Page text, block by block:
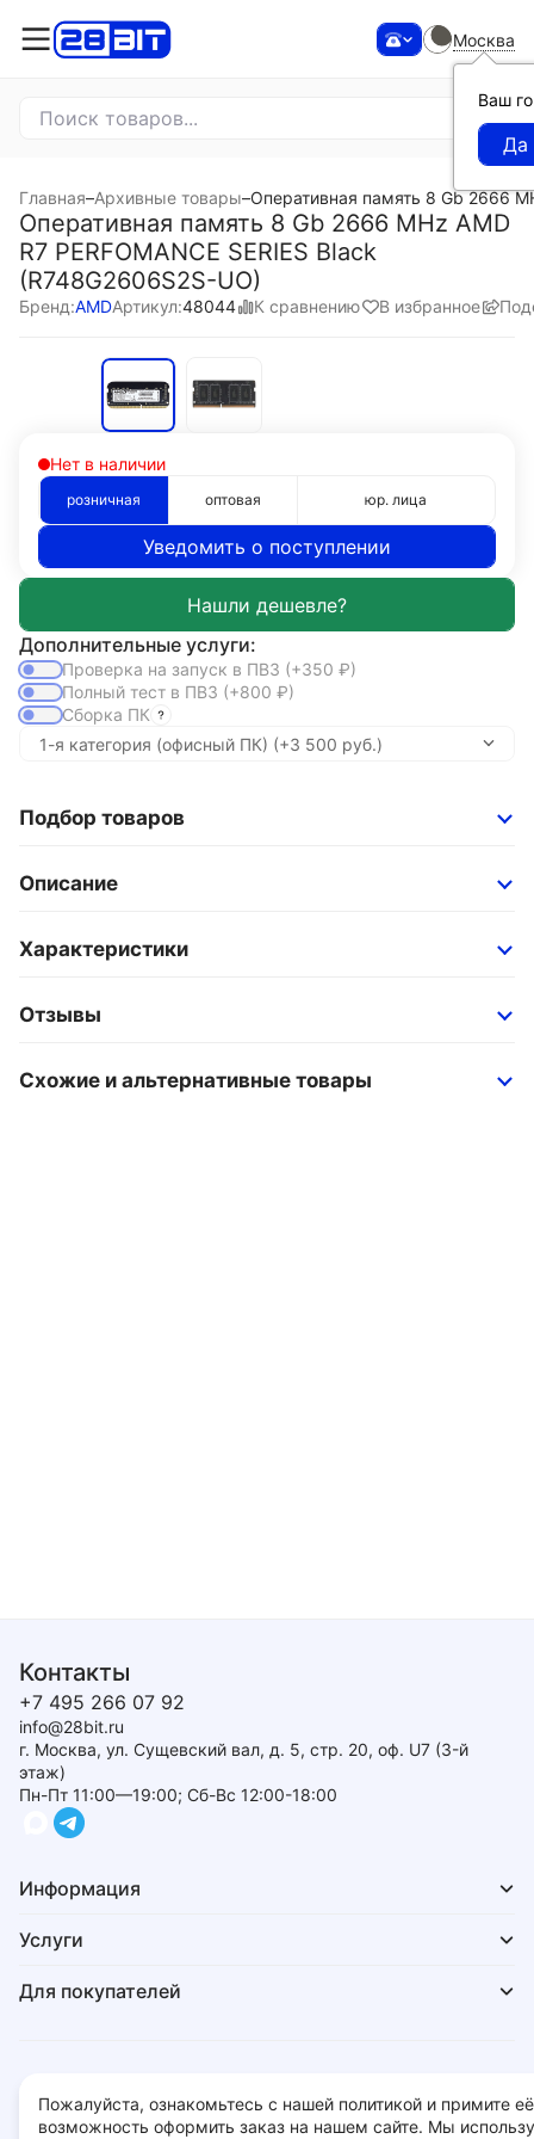
Москва
Ваш
Главная–Архивные товары–Оперативная память 8 Gb 2666
Оперативная память 8 Gb 2666 MHz AMD
R7 PERFOMANCE SERIES Black
(R748G2606S2S-UO)
Бренд:AMDАртикул:48044 К сравнению В избранное
Нет в наличии
розничная оптовая юр. лица
Уведомить о поступлении
Дополнительные услуги:
Проверка на запуск в ПВЗ (+350 ₽)
Полный тест в ПВЗ (+800 ₽)
Сборка ПК
Подбор товаров
Описание
Характеристики
Отзывы
Схожие и альтернативные товары
Контакты
+7 495 266 07 92
info@28bit.ru
г. Москва, ул. Сущевский вал, д. 5, стр. 20, оф. U7 (3-й
этаж)
Пн-Пт 11:00—19:00; Сб-Вс 12:00-18:00
Информация
Услуги
Для покупателей
© 2026 - 28bit.ru компьютеры и комплектующие.
Пожалуйста, ознакомьтесь с нашей политикой и примите
возможность оформить заказ на нашем сайте. Мы